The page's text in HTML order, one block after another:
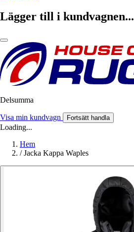
Lägger till i kundvagnen...
Delsumma
Visa min kundvagn Fortsätt handla
Loading...
Hem
/ Jacka Kappa Waples